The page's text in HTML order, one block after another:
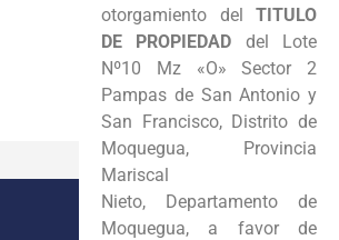
Programas
Intranet
otorgamiento del TITULO
DE PROPIEDAD del Lote
Nº10 Mz «O» Sector 2
Pampas de San Antonio y
San Francisco, Distrito de
Moquegua, Provincia
Mariscal
Nieto, Departamento de
Moquegua, a favor de